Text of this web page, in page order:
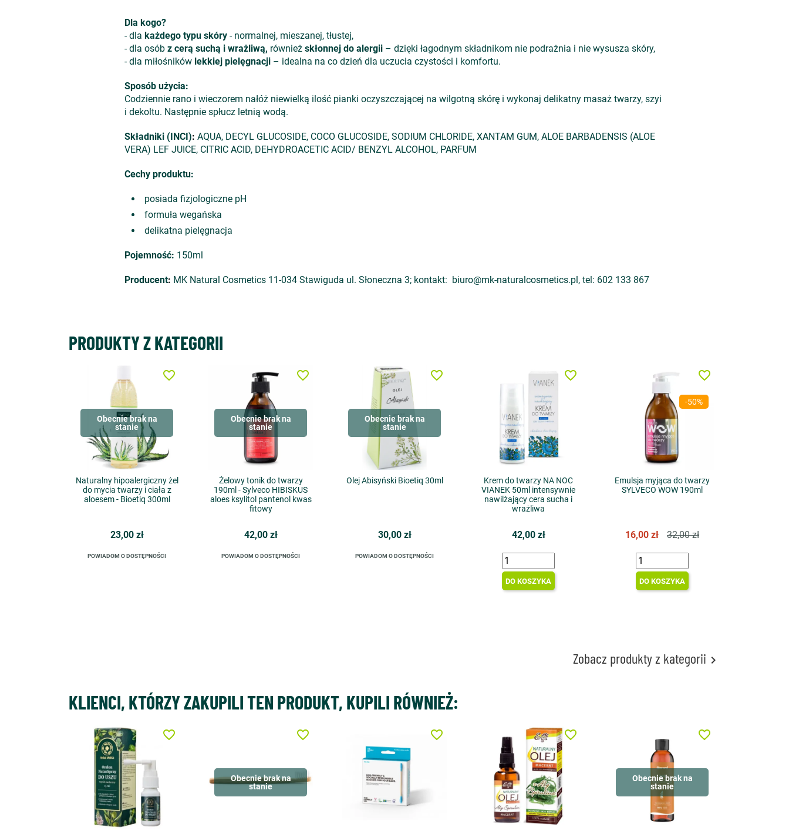
Dla kogo?
- dla każdego typu skóry - normalnej, mieszanej, tłustej,
- dla osób z cerą suchą i wrażliwą, również skłonnej do alergii – dzięki łagodnym składnikom nie podrażnia i nie wysusza skóry,
- dla miłośników lekkiej pielęgnacji – idealna na co dzień dla uczucia czystości i komfortu.
Sposób użycia:
Codziennie rano i wieczorem nałóż niewielką ilość pianki oczyszczającej na wilgotną skórę i wykonaj delikatny masaż twarzy, szyi
i dekoltu. Następnie spłucz letnią wodą.
Składniki (INCI): AQUA, DECYL GLUCOSIDE, COCO GLUCOSIDE, SODIUM CHLORIDE, XANTAM GUM, ALOE BARBADENSIS (ALOE
VERA) LEF JUICE, CITRIC ACID, DEHYDROACETIC ACID/ BENZYL ALCOHOL, PARFUM
Cechy produktu:
posiada fizjologiczne pH
formuła wegańska
delikatna pielęgnacja
Pojemność: 150ml
Producent: MK Natural Cosmetics 11-034 Stawiguda ul. Słoneczna 3; kontakt: biuro@mk-naturalcosmetics.pl, tel: 602 133 867
PRODUKTY Z KATEGORII
Obecnie brak na
stanie
Naturalny hipoalergiczny żel
do mycia twarzy i ciała z
aloesem - Bioetiq 300ml
23,00 zł
POWIADOM O DOSTĘPNOŚCI
favorite_border
Obecnie brak na
stanie
Żelowy tonik do twarzy
190ml - Sylveco HIBISKUS
aloes ksylitol pantenol kwas
fitowy
42,00 zł
POWIADOM O DOSTĘPNOŚCI
favorite_border
Obecnie brak na
stanie
Olej Abisyński Bioetiq 30ml
30,00 zł
POWIADOM O DOSTĘPNOŚCI
favorite_border
Krem do twarzy NA NOC
VIANEK 50ml intensywnie
nawilżający cera sucha i
wrażliwa
42,00 zł
DO KOSZYKA
favorite_border
-50%
Emulsja myjąca do twarzy
SYLVECO WOW 190ml
16,00 zł 32,00 zł
DO KOSZYKA
favorite_border
Zobacz produkty z kategorii 
KLIENCI, KTÓRZY ZAKUPILI TEN PRODUKT, KUPILI RÓWNIEŻ:
favorite_border
Obecnie brak na
stanie
favorite_border favorite_border favorite_border
Obecnie brak na
stanie
favorite_border